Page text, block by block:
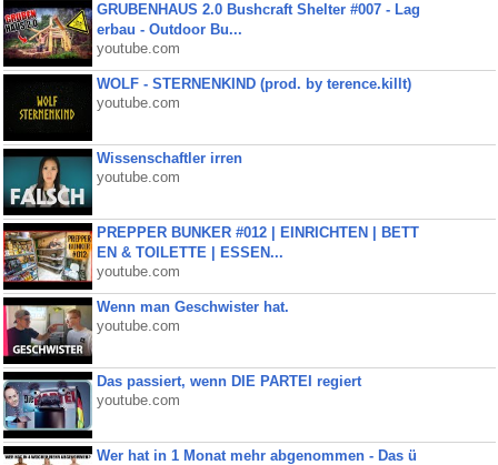
GRUBENHAUS 2.0 Bushcraft Shelter #007 - Lag
erbau - Outdoor Bu...
youtube.com
WOLF - STERNENKIND (prod. by terence.killt)
youtube.com
Wissenschaftler irren
youtube.com
PREPPER BUNKER #012 | EINRICHTEN | BETT
EN & TOILETTE | ESSEN...
youtube.com
Wenn man Geschwister hat.
youtube.com
Das passiert, wenn DIE PARTEI regiert
youtube.com
Wer hat in 1 Monat mehr abgenommen - Das ü